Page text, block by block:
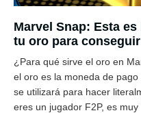
Marvel Snap: Esta
tu oro para
¿Para qué sirve el oro en
el oro es la moneda de
se utilizará para hacer
eres un jugador F2P, es